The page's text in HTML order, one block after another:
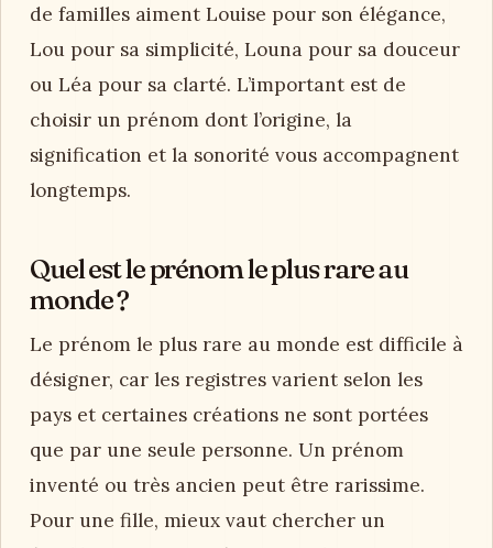
de familles aiment Louise pour son élégance,
Lou pour sa simplicité, Louna pour sa douceur
ou Léa pour sa clarté. L’important est de
choisir un prénom dont l’origine, la
signification et la sonorité vous accompagnent
longtemps.
Quel est le prénom le plus rare au
monde ?
Le prénom le plus rare au monde est difficile à
désigner, car les registres varient selon les
pays et certaines créations ne sont portées
que par une seule personne. Un prénom
inventé ou très ancien peut être rarissime.
Pour une fille, mieux vaut chercher un